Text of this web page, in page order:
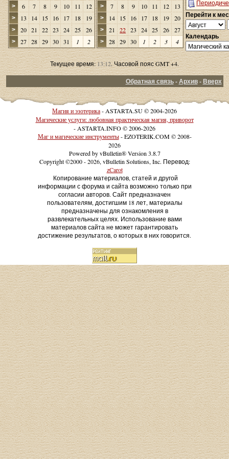
> 6 7 8 9 10 11 12
> 13 14 15 16 17 18 19
> 20 21 22 23 24 25 26
> 27 28 29 30 31 1 2
> 7 8 9 10 11 12 13
> 14 15 16 17 18 19 20
> 21 22 23 24 25 26 27
> 28 29 30 1 2 3 4
Перейти к
Календарь
Текущее время:13:12. Часовой пояс GMT +4.
Обратная связь-Архив-Вверх
Магия и эзотерика- ASTARTA.SU © 2004-2026
Магические услуги: любовная практическая магия, приворот
- ASTARTA.INFO © 2006-2026
Маг и магические инструменты- EZOTERIK.COM © 2008-
2026
Powered by vBulletin® Version 3.8.7
Copyright ©2000 - 2026, vBulletin Solutions, Inc. Перевод:
zCarot
Копирование материалов, статей и другой
информации с форума и сайта возможно только при
согласии авторов. Сайт предназначен
пользователям, достигшим 18 лет, материалы
предназначены для ознакомления в
развлекательных целях. Использование вами
материалов сайта не может гарантировать
достижение результатов, о которых в них говорится.